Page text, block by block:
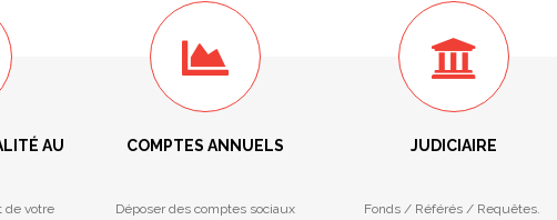
AU
de votre
COMPTES ANNUELS
Déposer des comptes sociaux
JUDICIAIRE
Fonds / Référés / Requêtes.